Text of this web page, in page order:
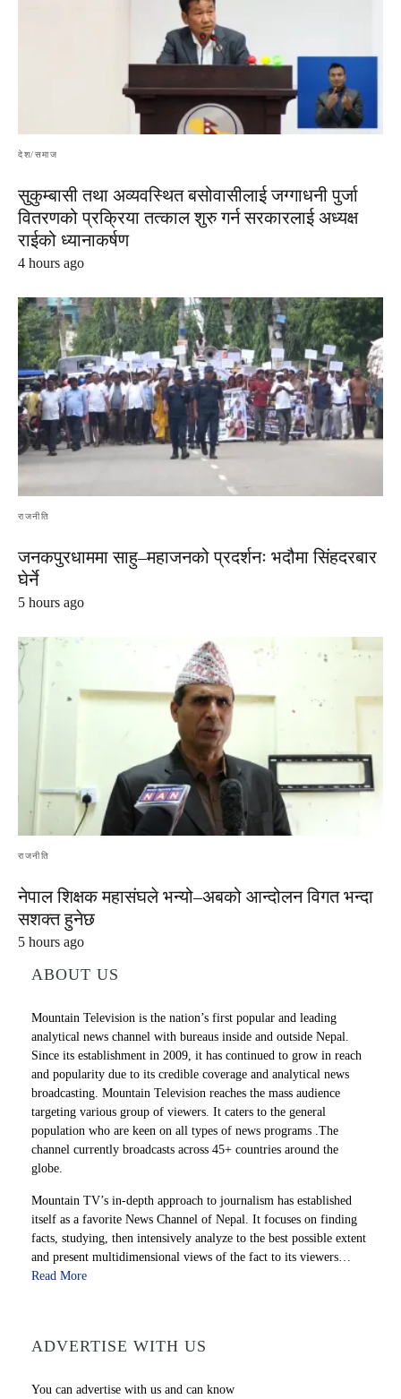
देश/समाज
सुकुम्बासी तथा अव्यवस्थित बसोवासीलाई जग्गाधनी पुर्जा
वितरणको प्रक्रिया तत्काल शुरु गर्न सरकारलाई अध्यक्ष
राईको ध्यानाकर्षण
4 hours ago
राजनीति
जनकपुरधाममा साहु–महाजनको प्रदर्शनः भदौमा सिंहदरबार
घेर्ने
5 hours ago
राजनीति
नेपाल शिक्षक महासंघले भन्यो–अबको आन्दोलन विगत भन्दा
सशक्त हुनेछ
5 hours ago
ABOUT US
Mountain Television is the nation’s first popular and leading
analytical news channel with bureaus inside and outside Nepal.
Since its establishment in 2009, it has continued to grow in reach
and popularity due to its credible coverage and analytical news
broadcasting. Mountain Television reaches the mass audience
targeting various group of viewers. It caters to the general
population who are keen on all types of news programs .The
channel currently broadcasts across 45+ countries around the
globe.
Mountain TV’s in-depth approach to journalism has established
itself as a favorite News Channel of Nepal. It focuses on finding
facts, studying, then intensively analyze to the best possible extent
and present multidimensional views of the fact to its viewers…
Read More
ADVERTISE WITH US
You can advertise with us and can know